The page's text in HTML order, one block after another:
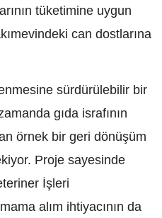
tüketimine uygun
can dostlarına
sürdürülebilir bir
gıda israfının
örnek bir geri dönüşüm
Proje sayesinde
İşleri
alım ihtiyacının da